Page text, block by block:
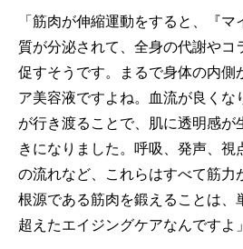
「筋肉が伸縮運動をすると、『
質が分泌されて、全身の代謝やコ
促すそうです。まるで身体の内側
ア美容液ですよね。血流が良くな
が行き渡ることで、肌に透明感が
きになりました。呼吸、発声、視
の流れなど、これらはすべて筋力
根源である筋肉を鍛えることは、
超えたエイジングケアなんですよ」